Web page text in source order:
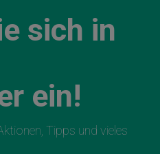
sich in
ein!
Tipps und vieles